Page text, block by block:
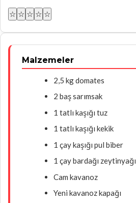
☆ ☆ ☆ ☆ ☆
Malzemeler
2,5 kg domates
2 baş sarımsak
1 tatlı kaşığı tuz
1 tatlı kaşığı kekik
1 çay kaşığı pul biber
1 çay bardağı zeytinyağı
Cam kavanoz
Yeni kavanoz kapağı